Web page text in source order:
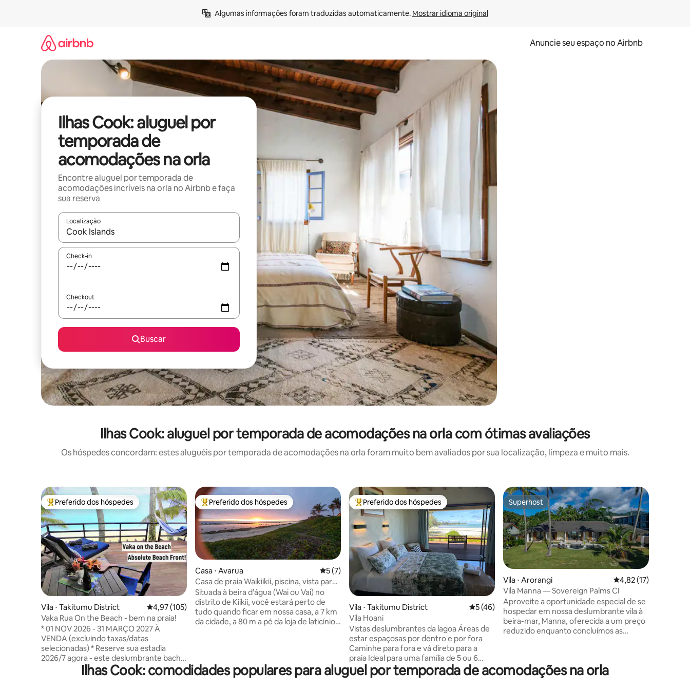
Algumas informações foram traduzidas automaticamente. Mostrar idioma original
Anuncie seu espaço no Airbnb
Ilhas Cook: aluguel por
temporada de
acomodações na orla
Encontre aluguel por temporada de
acomodações incríveis na orla no Airbnb e faça
sua reserva
Localização
Quando os resultados estiverem disponíveis, explore-os usando as seta para cima e para baixo do teclado ou tocando e deslizando o dedo na tela.
Check-in
Checkout
Buscar
Ilhas Cook: aluguel por temporada de acomodações na orla com ótimas avaliações
Os hóspedes concordam: estes aluguéis por temporada de acomodações na orla foram muito bem avaliados por sua localização, limpeza e muito mais.
Entre os melhores preferidos dos hóspedes
Preferido dos hóspedes
Vila ⋅ Takitumu District 4,97 de uma avaliação média de 5, 105 avaliações
4,97 (105)
Vaka Rua On the Beach - bem na praia!
* 01 NOV 2026 - 31 MARÇO 2027 À
VENDA (excluindo taxas/datas
selecionadas) * Reserve sua estadia
2026/7 agora - este deslumbrante bach
de praia sempre se enche e muitos
perdem a cada ano, então seja rápido.
Entre os melhores preferidos dos hóspedes
Preferido dos hóspedes
Casa ⋅ Avarua 5 de uma avaliação média de 5, 7 avaliações
5 (7)
Casa de praia Waikiikii, piscina, vista para
o mar, acomoda 7 pessoas
Situada à beira d’água (Wai ou Vai) no
distrito de Kiikii, você estará perto de
tudo quando ficar em nossa casa, a 7 km
da cidade, a 80 m a pé da loja de laticínios
ventos alísios, palmeiras para manter
você refrescado à beira da grande
Entre os melhores preferidos dos hóspedes
Preferido dos hóspedes
Vila ⋅ Takitumu District 5 de uma avaliação média de 5, 46 avaliações
5 (46)
Vila Hoani
Vistas deslumbrantes da lagoa Áreas de
estar espaçosas por dentro e por fora
Caminhe para fora e vá direto para a
praia Ideal para uma família de 5 ou 6
pessoas, ou até 3 casais A maioria das
comodidades fornecidas, incluindo
Superhost
Superhost
Vila ⋅ Arorangi 4,82 de uma
4,82 (17)
Vila Manna — Sovereign Palms CI
Aproveite a oportunidade especial de se
hospedar em nossa deslumbrante vila à
beira-mar, Manna, oferecida a um preço
reduzido enquanto concluímos as
casa de férias está rodeada por
palmeiras. Saia pela porta e vá direto para
Ilhas Cook: comodidades populares para aluguel por temporada de acomodações na orla